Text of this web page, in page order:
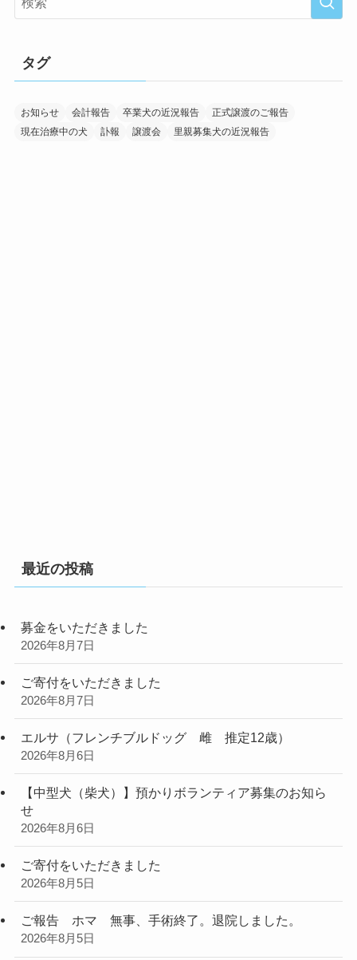
タグ
お知らせ 会計報告 卒業犬の近況報告
正式譲渡のご報告
現在治療中の犬
訃報 譲渡会 里親募集犬の近況報告
最近の投稿
募金をいただきました
2026年8月7日
ご寄付をいただきました
2026年8月7日
エルサ（フレンチブルドッグ 雌 推定12歳）
2026年8月6日
【中型犬（柴犬）】預かりボランティア募集のお知ら
せ
2026年8月6日
ご寄付をいただきました
2026年8月5日
ご報告 ホマ 無事、手術終了。退院しました。
2026年8月5日